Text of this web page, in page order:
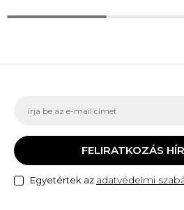
FELIRATKOZÁS
Egyetértek az adatvédelmi